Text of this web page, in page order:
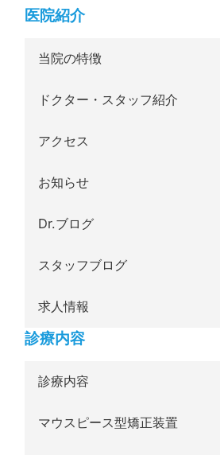
医院紹介
当院の特徴
ドクター・スタッフ紹介
アクセス
お知らせ
Dr.ブログ
スタッフブログ
求人情報
診療内容
診療内容
マウスピース型矯正装置